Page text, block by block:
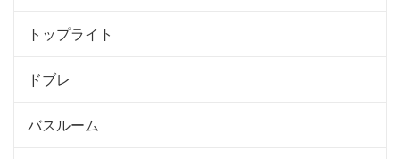
トップライト
ドブレ
バスルーム